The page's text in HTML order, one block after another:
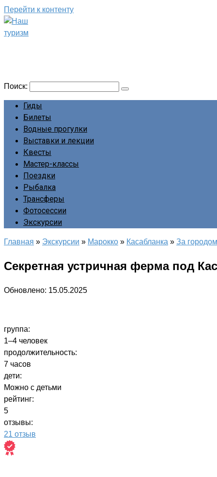
Перейти к контенту
Поиск:
Гиды
Билеты
Водные прогулки
Выставки и лекции
Квесты
Мастер-классы
Поездки
Рыбалка
Трансферы
Фотосессии
Экскурсии
Главная » Экскурсии » Марокко » Касабланка » За городом
Секретная устричная ферма под
Обновлено: 15.05.2025
группа:
1–4 человек
продолжительность:
7 часов
дети:
Можно с детьми
рейтинг:
5
отзывы:
21 отзыв